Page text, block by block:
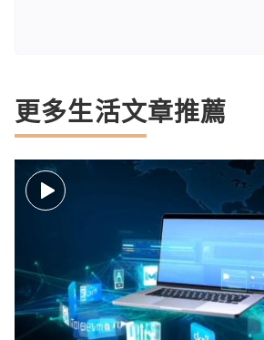
更多生活文章推薦